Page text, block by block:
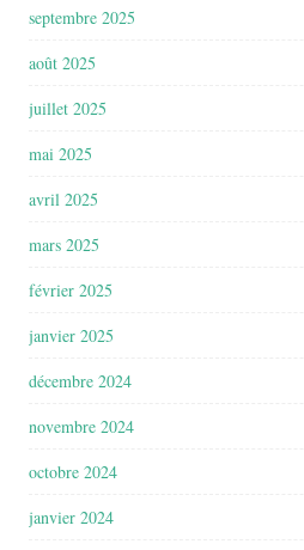
septembre 2025
août 2025
juillet 2025
mai 2025
avril 2025
mars 2025
février 2025
janvier 2025
décembre 2024
novembre 2024
octobre 2024
janvier 2024